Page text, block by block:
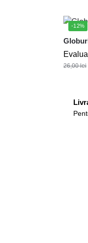
-12%
26,00lei